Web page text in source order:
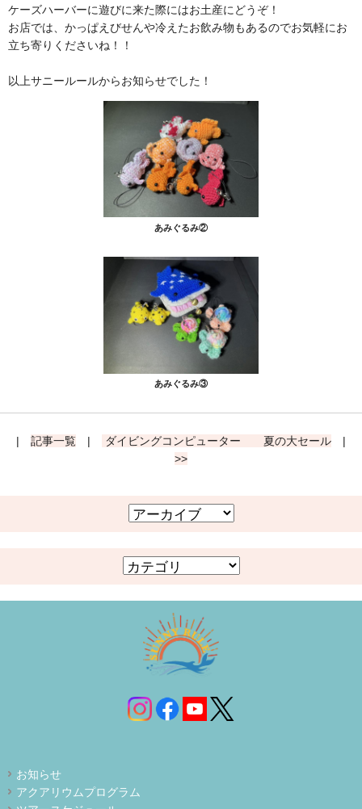
ケーズハーバーに遊びに来た際にはお土産にどうぞ！
お店では、かっぱえびせんや冷えたお飲み物もあるのでお気軽にお
立ち寄りくださいね！！
以上サニールールからお知らせでした！
あみぐるみ②
あみぐるみ③
| 記事一覧 | ダイビングコンピューター 夏の大セール |
>>
お知らせ
アクアリウムプログラム